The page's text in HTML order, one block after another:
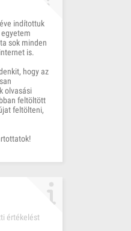
indítottuk
sok minden
is.
hogy az
olvasási
feltöltött
feltölteni,
értékelést